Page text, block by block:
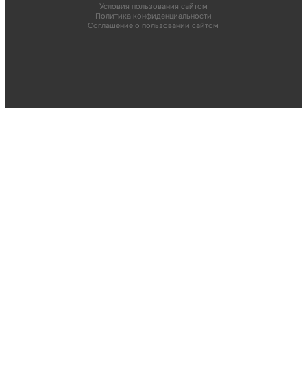
Условия пользования сайтом
Политика конфиденциальности
Соглашение о пользовании сайтом